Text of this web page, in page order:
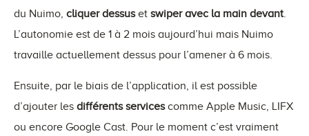
du Nuimo, cliquer dessuset swiper avec la main devant.
L’autonomie est de 1 à 2 mois aujourd’hui mais Nuimo
travaille actuellement dessus pour l’amener à 6 mois.
Ensuite, par le biais de l’application, il est possible
d’ajouter les différents servicescomme Apple Music, LIFX
ou encore Google Cast. Pour le moment c’est vraiment